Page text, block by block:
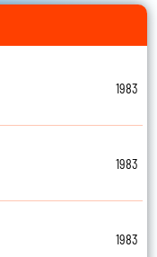
1983
1983
1983